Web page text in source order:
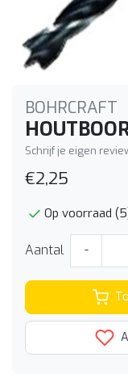
BOHRCRAFT
Schrijf je eigen
€2,25
Op voorraad
Aantal -